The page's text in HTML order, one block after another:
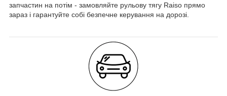
запчастин на потім - замовляйте рульову тягу Raiso прямо
зараз і гарантуйте собі безпечне керування на дорозі.